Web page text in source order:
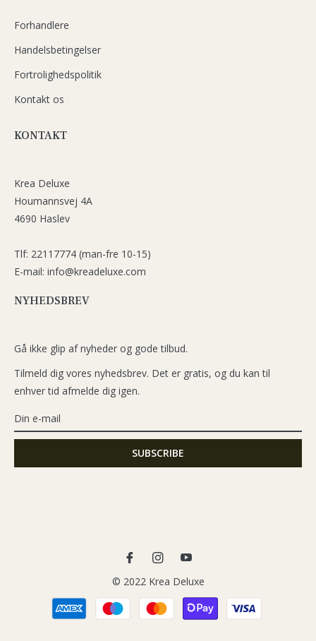
Forhandlere
Handelsbetingelser
Fortrolighedspolitik
Kontakt os
KONTAKT
Krea Deluxe
Houmannsvej 4A
4690 Haslev
Tlf: 22117774 (man-fre 10-15)
E-mail: info@kreadeluxe.com
NYHEDSBREV
Gå ikke glip af nyheder og gode tilbud.
Tilmeld dig vores nyhedsbrev. Det er gratis, og du kan til
enhver tid afmelde dig igen.
Ins
You
© 2022 Krea Deluxe